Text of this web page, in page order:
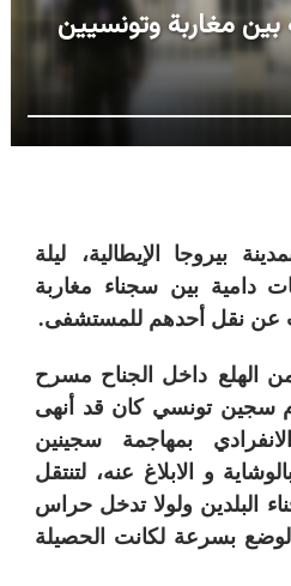
بين مغاربة وتونسيين
بيروجا الإيطالية، ليلة
دامية بين سجناء مغاربة
عن نقل أحدهم للمستشفى.
الهلع داخل الجناح مسرح
سجين تونسي كان قد أنهى
بمهاجمة سجينين
و الابلاغ عنه، لتنتقل
البلدين ولولا تدخل حراس
بسرعة لكانت الحصيلة